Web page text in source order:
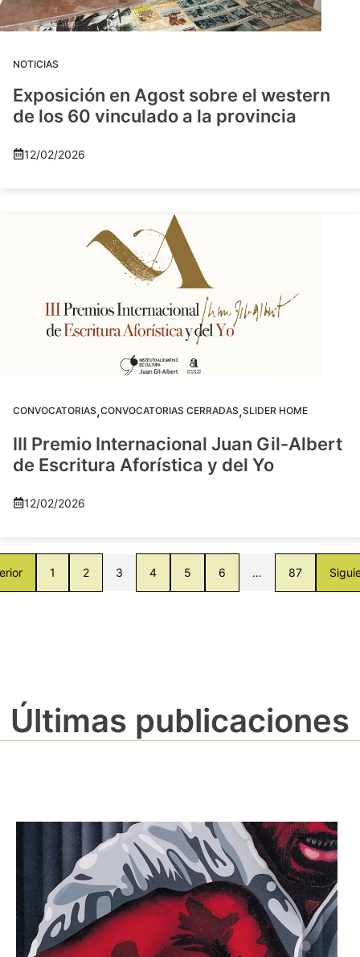
NOTICIAS
Exposición en Agost sobre el western
de los 60 vinculado a la provincia
12/02/2026
CONVOCATORIAS,CONVOCATORIAS CERRADAS,SLIDER HOME
III Premio Internacional Juan Gil-Albert
de Escritura Aforística y del Yo
12/02/2026
1 2 3 4 5 6 … 87
Últimas publicaciones